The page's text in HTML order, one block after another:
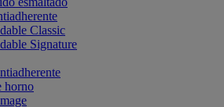
Classic
Signature
horno